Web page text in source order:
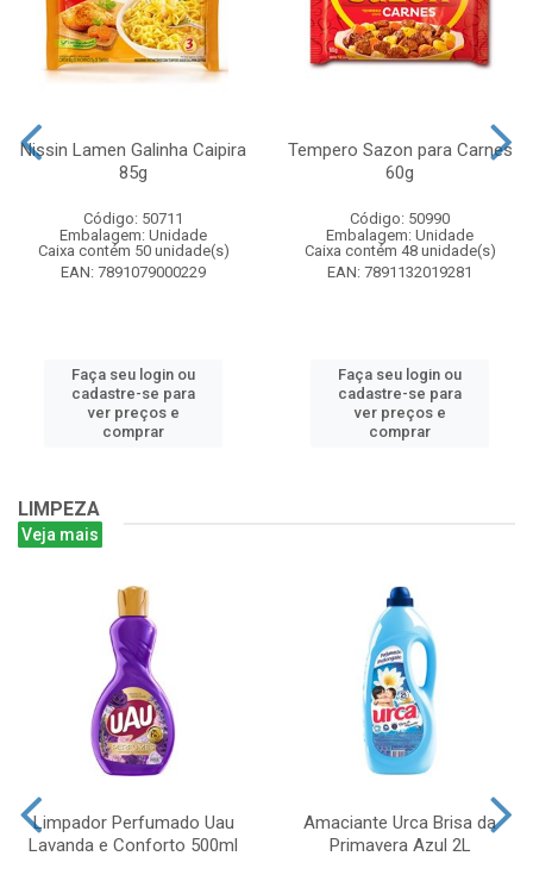
Nissin Lamen Galinha Caipira
85g
Código: 50711
Embalagem: Unidade
Caixa contém 50 unidade(s)
EAN: 7891079000229
Faça seu login ou
cadastre-se para
ver preços e
comprar
Tempero Sazon para Carnes
60g
Código: 50990
Embalagem: Unidade
Caixa contém 48 unidade(s)
EAN: 7891132019281
Faça seu login ou
cadastre-se para
ver preços e
comprar
LIMPEZA
Veja mais
Limpador Perfumado Uau
Lavanda e Conforto 500ml
Amaciante Urca Brisa da
Primavera Azul 2L